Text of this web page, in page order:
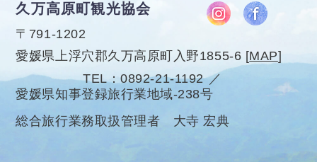
久万高原町観光協会
〒791-1202
愛媛県上浮穴郡久万高原町入野1855-6 [MAP]
TEL
0892-21-1192
愛媛県知事登録旅行業地域-238号
総合旅行業務取扱管理者 大寺 宏典